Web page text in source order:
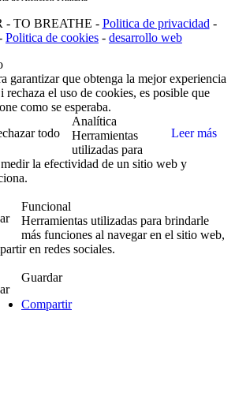
- TO BREATHE - Politica de privacidad -
Politica de cookies - desarrollo web
garantizar que obtenga la mejor experiencia
rechaza el uso de cookies, es posible que
como se esperaba.
todo Leer más
Analítica
Herramientas
utilizadas para
la efectividad de un sitio web y
Funcional
Herramientas utilizadas para brindarle
más funciones al navegar en el sitio web,
en redes sociales.
Guardar
Compartir